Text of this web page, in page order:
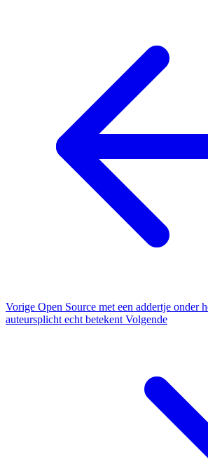
Vorige Open Source met een addertje onder
auteursplicht echt betekent Volgende